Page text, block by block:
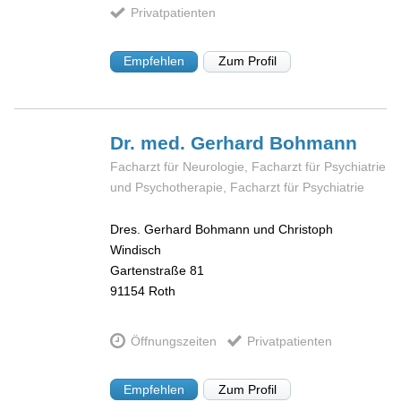
Privatpatienten
Empfehlen Zum Profil
Dr. med. Gerhard Bohmann
Facharzt für Neurologie, Facharzt für Psychiatrie
und Psychotherapie, Facharzt für Psychiatrie
Dres. Gerhard Bohmann und Christoph
Windisch
Gartenstraße 81
91154 Roth
Öffnungszeiten Privatpatienten
Empfehlen Zum Profil